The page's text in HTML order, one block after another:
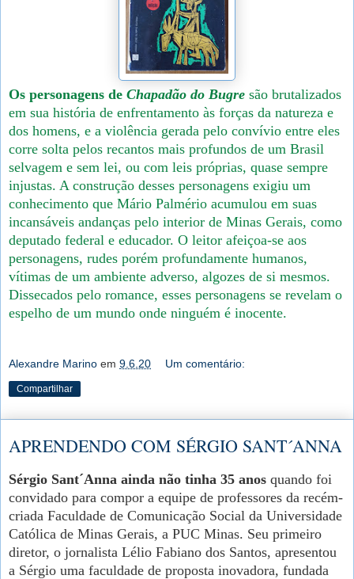
Os personagens de Chapadão do Bugre são brutalizados
em sua história de enfrentamento às forças da natureza e
dos homens, e a violência gerada pelo convívio entre eles
corre solta pelos recantos mais profundos de um Brasil
selvagem e sem lei, ou com leis próprias, quase sempre
injustas. A construção desses personagens exigiu um
conhecimento que Mário Palmério acumulou em suas
incansáveis andanças pelo interior de Minas Gerais, como
deputado federal e educador. O leitor afeiçoa-se aos
personagens, rudes porém profundamente humanos,
vítimas de um ambiente adverso, algozes de si mesmos.
Dissecados pelo romance, esses personagens se revelam o
espelho de um mundo onde ninguém é inocente.
Alexandre Marino em 9.6.20 Um comentário:
Compartilhar
APRENDENDO COM SÉRGIO SANT´ANNA
Sérgio Sant´Anna ainda não tinha 35 anos quando foi
convidado para compor a equipe de professores da recém-
criada Faculdade de Comunicação Social da Universidade
Católica de Minas Gerais, a PUC Minas. Seu primeiro
diretor, o jornalista Lélio Fabiano dos Santos, apresentou
a Sérgio uma faculdade de proposta inovadora, fundada